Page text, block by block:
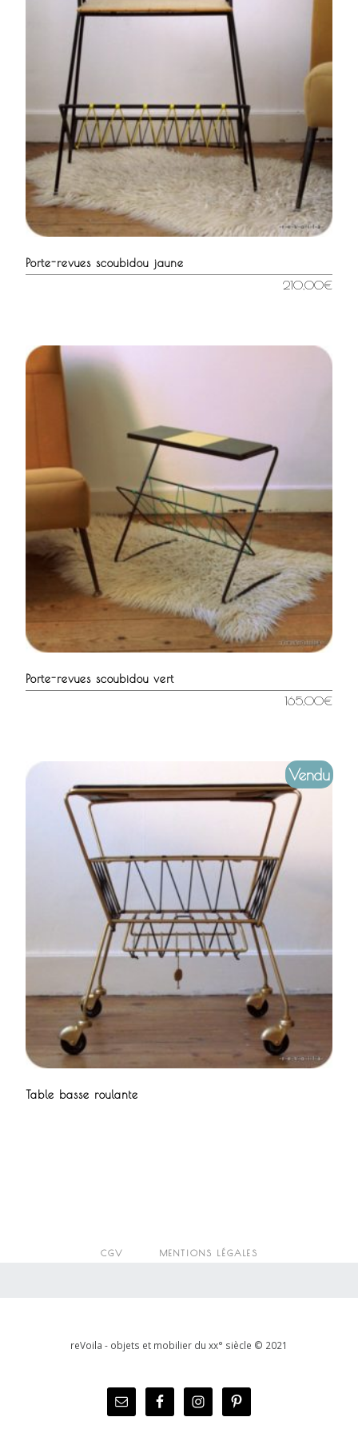
Porte-revues scoubidou jaune
210,00€
Porte-revues scoubidou vert
165,00€
Vendu
Table basse roulante
CGV MENTIONS LÉGALES
reVoila - objets et mobilier du xx° siècle © 2021